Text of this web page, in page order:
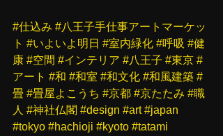
#仕込み #八王子手仕事アートマーケッ
ト #いよいよ明日 #室内緑化 #呼吸 #健
康 #空間 #インテリア #八王子 #東京 #
アート #和 #和室 #和文化 #和風建築 #
畳 #畳屋よこうち #京都 #京たたみ #職
人 #神社仏閣 #design #art #japan
#tokyo #hachioji #kyoto #tatami